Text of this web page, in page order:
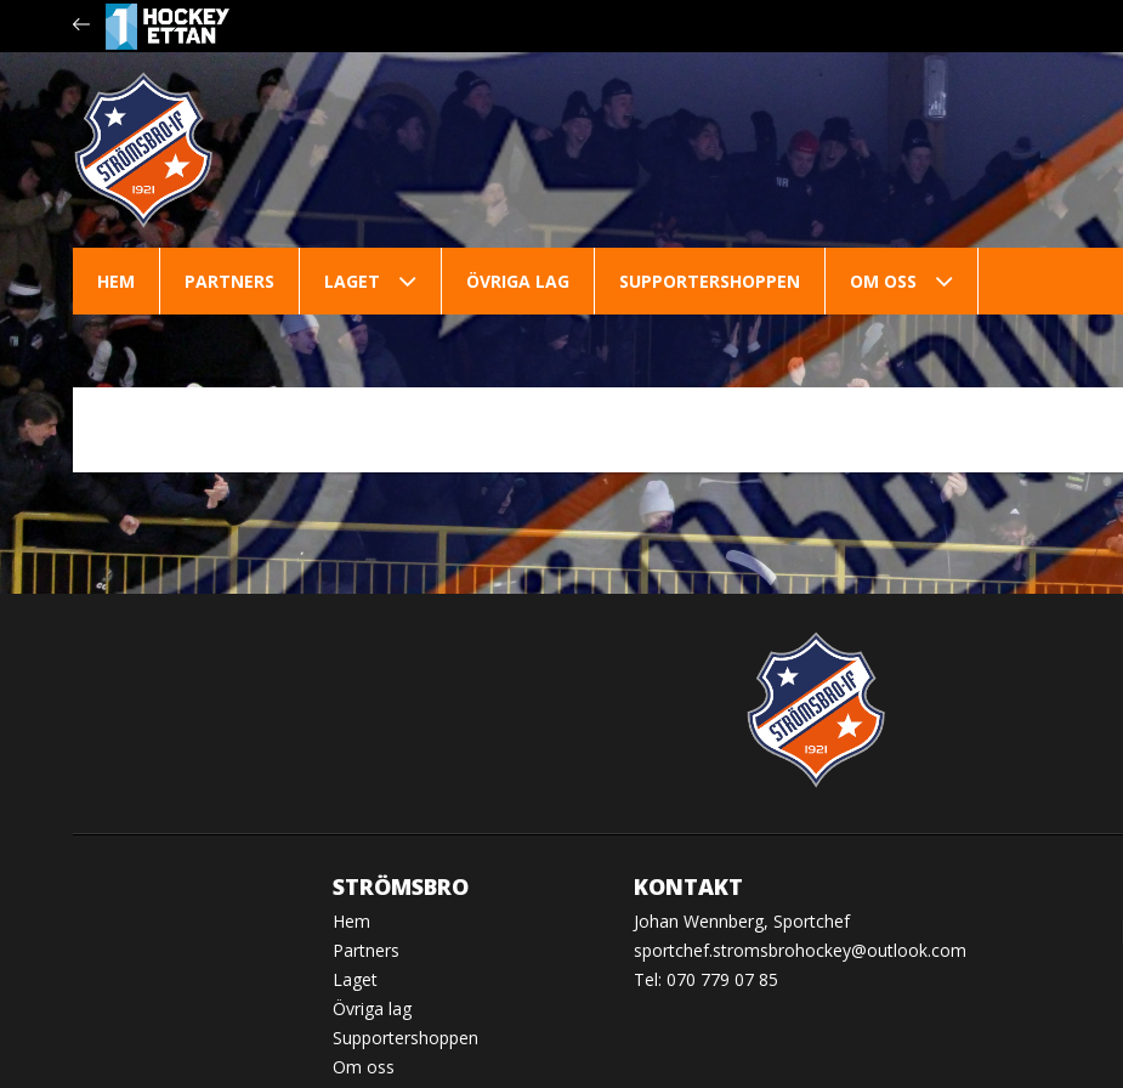
HEM PARTNERS LAGET ÖVRIGA LAG SUPPORTERSHOPPEN OM OSS
STRÖMSBRO
Hem
Partners
Laget
Övriga lag
Supportershoppen
Om oss
KONTAKT
Johan Wennberg, Sportchef
sportchef.stromsbrohockey@outlook.com
Tel: 070 779 07 85